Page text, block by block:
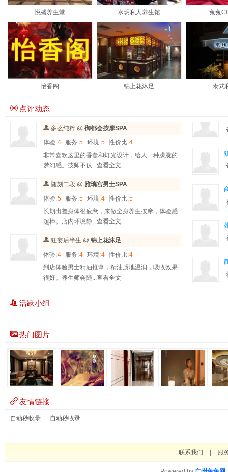
悦盛养生堂 水玥私人养生馆 兔兔
怡香阁 锦上花沐足 泰式
点评动态
多么纯粹 @ 御都会按摩SPA
体验:4 服务:5 环境:5 性价比:4
非常喜欢这里的香薰和灯光设计，给人一种朦胧的
梦幻感。技师不仅...查看全文
随刻二段 @ 雅璃宫男士SPA
体验:5 服务:5 环境:4 性价比:5
长期出差身体很疲惫，来做全身养生按摩，体验感
超棒。店内环境静...查看全文
狂妄后半生 @ 锦上花沐足
体验:4 服务:4 环境:4 性价比:4
到店体验男士精油推拿，精油质地温润，吸收效果
很好。养生师会随...查看全文
活跃小组
热门图片
友情链接
自动秒收录 自动秒收录
联系我们 服